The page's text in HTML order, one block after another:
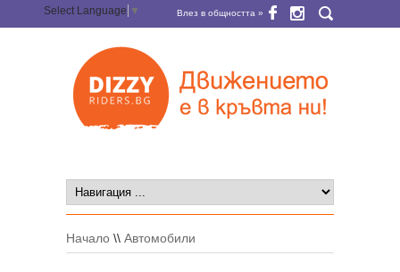
Select Language ▼ Влез в общността »
Начало \\ Автомобили